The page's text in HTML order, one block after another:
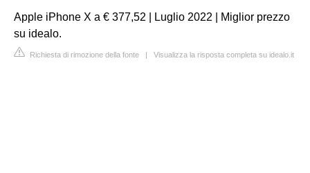
Apple iPhone X a € 377,52 | Luglio 2022 | Miglior prezzo
su idealo.
Richiesta di rimozione della fonte | Visualizza la risposta completa su idealo.it